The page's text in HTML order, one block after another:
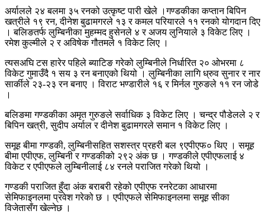
अर्यालले २४ बलमा ३५ रनको उत्कृष्ट पारी खेले ।गण्डकीका कप्तान बिपिन
खत्रीले १९ रन, दीनेश बुढामगरले १३ र कमल परियारले ११ रनको योगदान दिए
। बलिङतर्फ लुम्बिनीका मुहम्मद हुसेनले ४ र अजय लुनियाले ३ विकेट लिए ।
रमेश कुल्मीले २ र अविषेक गौतमले १ विकेट लिए ।
त्यसअघि टस हारेर पहिले ब्याटिङ गरेको लुम्बिनीले निर्धारित २० ओभरमा ८
विकेट गुमाउँदै १ सय ३ रन बनाएको थियो । लुम्बिनीका लागि ध्रुव सुनार र नार
सार्कीले २३-२३ रन बनाए । विराट भण्डारीले १६ र मिर्नल गुरुङले ११ रन जोडे
।
बलिङमा गण्डकीका अमृत गुरुङले सर्वाधिक ३ विकेट लिए । चन्द्र पौडेलले २ र
बिपिन खत्री, सुदीप अर्याल र दीनेश बुढामगरले समान १ विकेट लिए ।
समूह बीमा गण्डकी, लुम्बिनीसहित सशस्त्र प्रहरी बल ९एपीएफ० थिए । समूह
बीमा एपीएफ, लुम्बिनी र गण्डकीको २९२ अंक छ । गण्डकीले एपीएफलाई ४
विकेट र एपीएफले लुम्बिनीलाई ८४ रनले पराजित गरेको थियो ।
गण्डकी पराजित हुँदा अंक बराबरी रहेको एपीएफ रनरेटका आधारमा
सेमिफाइनलमा प्रवेश गरेको छ । एपीएफले सेमिफाइनलमा समूह सीका
विजेतासँग खेल्नेछ ।